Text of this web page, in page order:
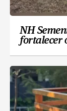
NH
fortalecer